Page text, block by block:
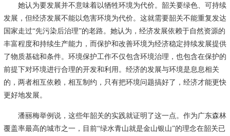
她认为要发展并不意味着以牺牲环境为代价。韶关要绿色、可持续
发展，但经济发展不能以危害环境为代价。这就需要韶关不能重复发达
国家走过“先污染后治理”的老路。她认为，经济发展依赖于自然资源的
丰富程度和持续生产能力，而保护和改善环境为经济稳定持续发展提供
了物质基础和条件。环境保护工作不仅包含环境治理，也包含在保护的
前提下对环境进行合理的开发和利用。经济的发展与环境是息息相关
的，两者相互依赖，相互制约，只有把环境问题搞好了，经济才能更快
更好地发展。
潘丽梅举例说，这些年韶关的实践就证明了这一点。作为广东森林
覆盖率最高的城市之一，目前“绿水青山就是金山银山”的理念在韶关已